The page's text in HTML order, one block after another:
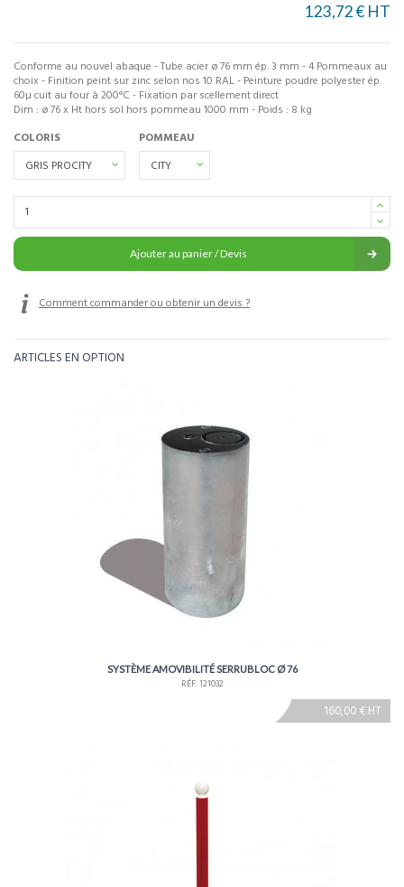
123,72 € HT
Conforme au nouvel abaque - Tube acier ø 76 mm ép. 3 mm - 4 Pommeaux au
choix - Finition peint sur zinc selon nos 10 RAL - Peinture poudre polyester ép.
60µ cuit au four à 200°C - Fixation par scellement direct
Dim : ø 76 x Ht hors sol hors pommeau 1000 mm - Poids : 8 kg
COLORIS
POMMEAU
Ajouter au panier / Devis
Comment commander ou obtenir un devis ?
ARTICLES EN OPTION
SYSTÈME AMOVIBILITÉ SERRUBLOC Ø 76
RÉF. 121032
160,00 € HT